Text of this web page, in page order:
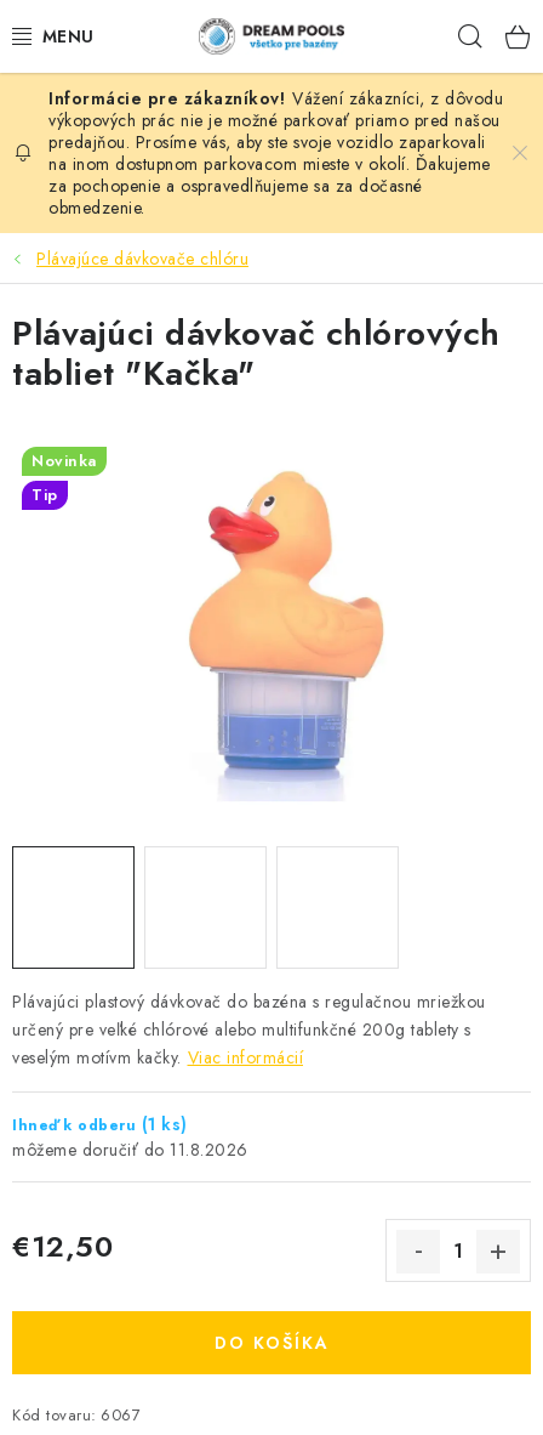
na
BAZÉNY
VÍRIVKY
ASEKO PRÍSLUŠENSTVO
NÁHRADNÉ DIELY
VÝPREDAJ
Vážení zákazníci, z dôvodu
výkopových prác nie je možné parkovať priamo pred našou
predajňou. Prosíme vás, aby ste svoje vozidlo zaparkovali
na inom dostupnom parkovacom mieste v okolí. Ďakujeme
za pochopenie a ospravedlňujeme sa za dočasné
obmedzenie.
Plávajúce dávkovače chlóru
Plávajúci plastový dávkovač do bazéna s regulačnou mriežkou
určený pre veľké chlórové alebo multifunkčné 200g tablety s
veselým motívm kačky. Viac informácií
Ihneď k odberu (1 ks)
11.8.2026
€12,50
DO KOŠÍKA
Kód tovaru: 6067
Plávajúci dávkovač chlórových
tabliet "Kačka"
Novinka
Tip